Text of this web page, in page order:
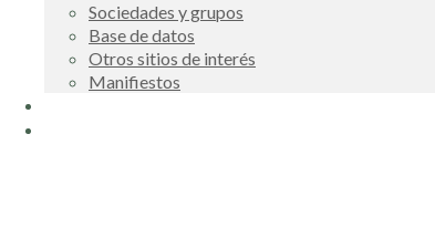
Sociedades y grupos
Base de datos
Otros sitios de interés
Manifiestos